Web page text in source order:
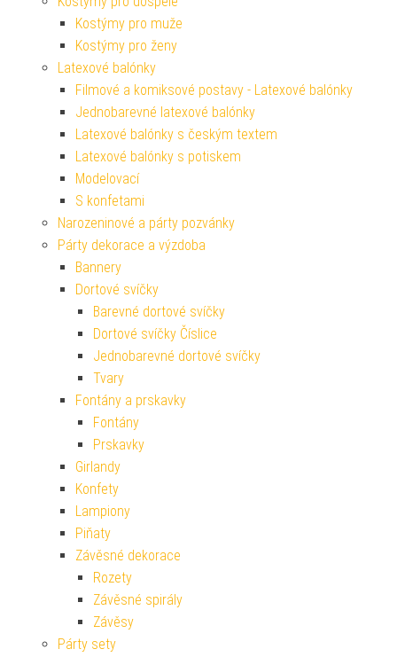
Kostýmy pro muže
Kostýmy pro ženy
Latexové balónky
Filmové a komiksové postavy - Latexové balónky
Jednobarevné latexové balónky
Latexové balónky s českým textem
Latexové balónky s potiskem
Modelovací
S konfetami
Narozeninové a párty pozvánky
Párty dekorace a výzdoba
Bannery
Dortové svíčky
Barevné dortové svíčky
Dortové svíčky Číslice
Jednobarevné dortové svíčky
Tvary
Fontány a prskavky
Fontány
Prskavky
Girlandy
Konfety
Lampiony
Piňaty
Závěsné dekorace
Rozety
Závěsné spirály
Závěsy
Párty sety